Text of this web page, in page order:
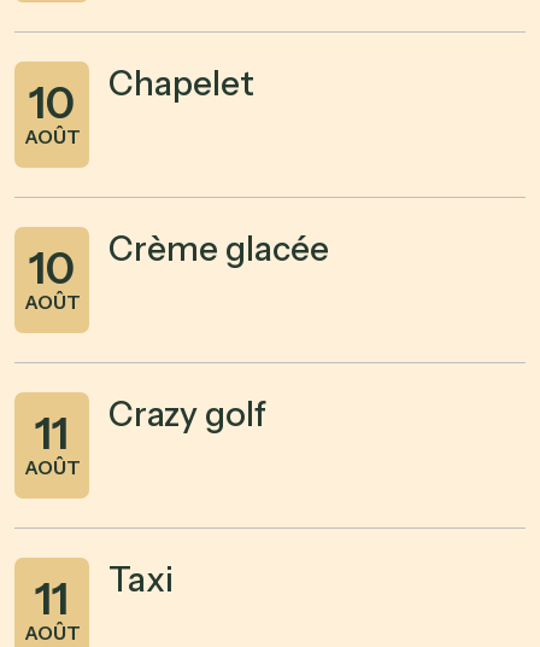
10
AOÛT
Chapelet
10
AOÛT
Crème glacée
11
AOÛT
Crazy golf
11
AOÛT
Taxi